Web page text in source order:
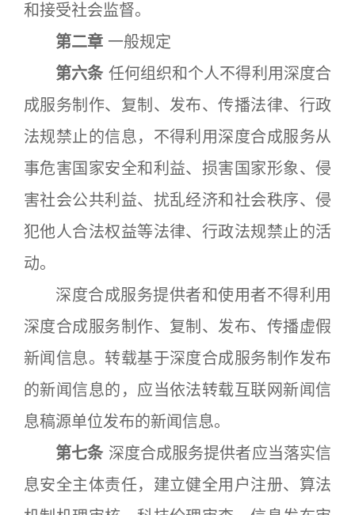
和接受社会监督。
第二章 一般规定
第六条 任何组织和个人不得利用深度合
成服务制作、复制、发布、传播法律、行政
法规禁止的信息，不得利用深度合成服务从
事危害国家安全和利益、损害国家形象、侵
害社会公共利益、扰乱经济和社会秩序、侵
犯他人合法权益等法律、行政法规禁止的活
动。
深度合成服务提供者和使用者不得利用
深度合成服务制作、复制、发布、传播虚假
新闻信息。转载基于深度合成服务制作发布
的新闻信息的，应当依法转载互联网新闻信
息稿源单位发布的新闻信息。
第七条 深度合成服务提供者应当落实信
息安全主体责任，建立健全用户注册、算法